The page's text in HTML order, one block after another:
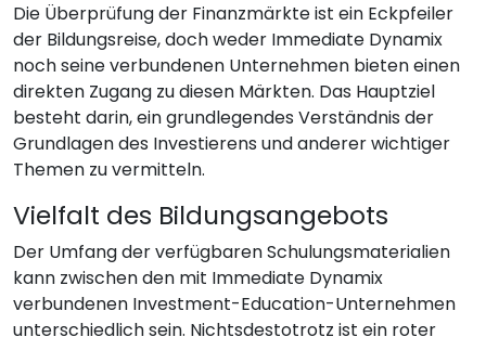
Die Überprüfung der Finanzmärkte ist ein Eckpfeiler
der Bildungsreise, doch weder Immediate Dynamix
noch seine verbundenen Unternehmen bieten einen
direkten Zugang zu diesen Märkten. Das Hauptziel
besteht darin, ein grundlegendes Verständnis der
Grundlagen des Investierens und anderer wichtiger
Themen zu vermitteln.
Vielfalt des Bildungsangebots
Der Umfang der verfügbaren Schulungsmaterialien
kann zwischen den mit Immediate Dynamix
verbundenen Investment-Education-Unternehmen
unterschiedlich sein. Nichtsdestotrotz ist ein roter